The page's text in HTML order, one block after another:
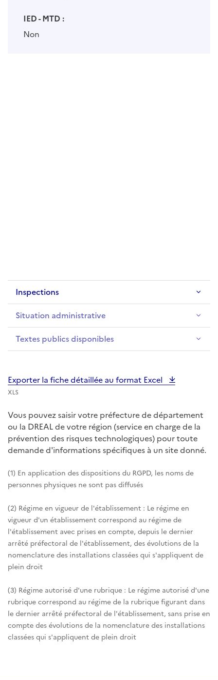
IED - MTD :
Non
Inspections
Situation administrative
Textes publics disponibles
Exporter la fiche détaillée au format Excel
XLS
Vous pouvez saisir votre préfecture de département
ou la DREAL de votre région (service en charge de la
prévention des risques technologiques) pour toute
demande d'informations spécifiques à un site donné.
(1) En application des dispositions du RGPD, les noms de
personnes physiques ne sont pas diffusés
(2) Régime en vigueur de l'établissement : Le régime en
vigueur d'un établissement correspond au régime de
l'établissement avec prises en compte, depuis le dernier
arrêté préfectoral de l'établissement, des évolutions de la
nomenclature des installations classées qui s'appliquent de
plein droit
(3) Régime autorisé d'une rubrique : Le régime autorisé d'une
rubrique correspond au régime de la rubrique figurant dans
le dernier arrêté préfectoral de l'établissement, sans prise en
compte des évolutions de la nomenclature des installations
classées qui s'appliquent de plein droit